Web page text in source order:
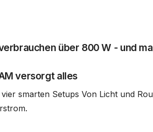
über 800 W - und
versorgt alles
smarten Setups Von Licht und